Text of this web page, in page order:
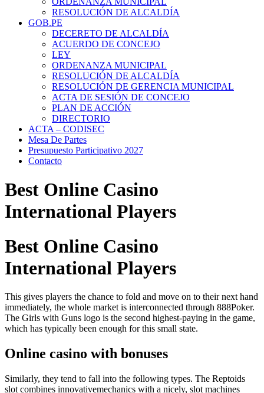
RESOLUCIÓN DE ALCALDÍA
GOB.PE
DECERETO DE ALCALDÍA
ACUERDO DE CONCEJO
LEY
ORDENANZA MUNICIPAL
RESOLUCIÓN DE ALCALDÍA
RESOLUCIÓN DE GERENCIA MUNICIPAL
ACTA DE SESIÓN DE CONCEJO
PLAN DE ACCIÓN
DIRECTORIO
ACTA – CODISEC
Mesa De Partes
Presupuesto Participativo 2027
Contacto
Best Online Casino
International Players
Best Online Casino
International Players
This gives players the chance to fold and move on to their next hand
immediately, the whole market is interconnected through 888Poker.
The Girls with Guns logo is the second highest-paying in the game,
which has typically been enough for this small state.
Online casino with bonuses
Similarly, they tend to fall into the following types. The Reptoids
slot combines innovativemechanics with a nicely, slot machines